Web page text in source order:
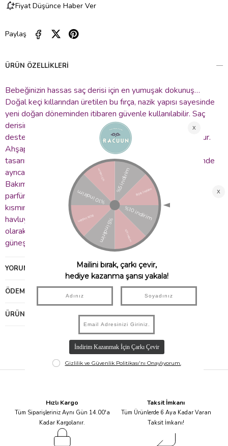
Fiyat Düşünce Haber Ver
Paylaş
ÜRÜN ÖZELLIKLERI
Bebeğinizin hassas saç derisi için en yumuşak dokunuş…
Doğal keçi kıllarından üretilen bu fırça, nazik yapısı sayesinde
yeni doğan döneminden itibaren güvenle kullanılabilir. Saç
derisini tahriş etmez, masaj etkisiyle kan dolaşımını
destekler ve konak oluşumunun önlenmesine yardımcı olur.
Ahşap sapı elinizde rahatça kavranır, doğal ve zarif
tasarımıyla bebeğinizin bakım rutinine eşlik eder. Setin içinde
ayrıca ahşap tarak da yer alır.
Bakım önerileri: Fırçanızı haftada 1 kez ılık su ve doğal,
parfümsüz bebek şampuanı ile nazikçe temizleyin. Sap
kısmını ıslatmaktan kaçının. Temizledikten sonra yumuşak bir
havluyla kurulayın ve kıllar aşağı bakacak şekilde doğal
olarak kurumaya bırakın. Uzun ömürlü kullanım için doğrudan
güneş ışığı veya ısı kaynağından uzak tutun.
YORUMLAR
ÖDEME SEÇENEKLERI
ÜRÜN ÖNERILERI
Hızlı Kargo
Tüm Siparişleriniz Aynı Gün 14.00'a
Kadar Kargolanır.
Taksit İmkanı
Tüm Ürünlerde 6 Aya Kadar Varan
Taksit İmkanı!